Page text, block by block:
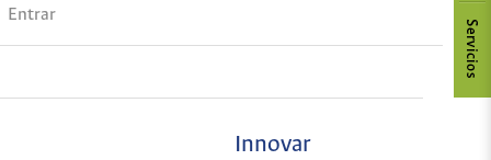
Entrar
Innovar